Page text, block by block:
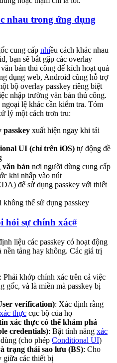
nhau trong ứng dụng
cung cấp nhiều cách khác nhau
bạn sẽ bắt gặp các overlay
bản thủ công để kích hoạt quá
dụng web, Android cũng hỗ trợ
bộ overlay passkey riêng biệt
nhập trường văn bản thủ công.
lệ khác cần kiểm tra. Tóm
lý một cách trơn tru:
xuất hiện ngay khi tải
UI (chỉ trên iOS) tự động đề
bản nơi người dùng cung cấp
khi nhấp vào nút
để sử dụng passkey với thiết
không thể sử dụng passkey
hỏi sự chính xác#
liệu các passkey có hoạt động
tảng hay không. Các giá trị
: Phải khớp chính xác trên cả việc
gốc, và là miền mà passkey bị
verification): Xác định rằng
xác thực cục bộ của họ
xác thực có thể khám phá
credentials): Bật tính năng xác
(cho phép Conditional UI)
trạng thái sao lưu (BS): Cho
giữa các thiết bị